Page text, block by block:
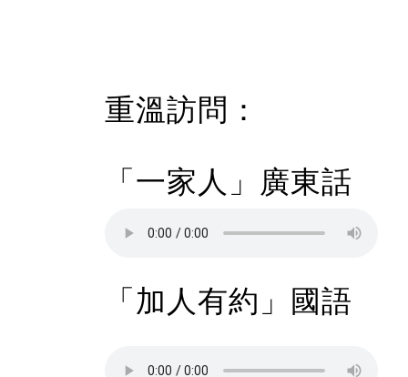
重溫訪問：
「一家人」廣東話
「加人有約」國語